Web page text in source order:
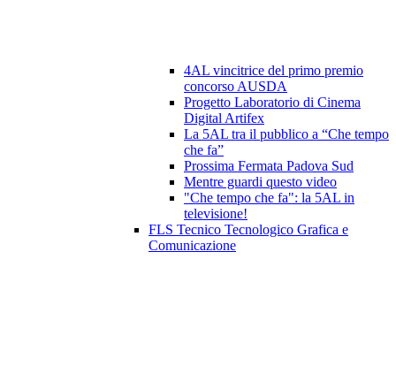
4AL vincitrice del primo premio
concorso AUSDA
Progetto Laboratorio di Cinema
Digital Artifex
La 5AL tra il pubblico a “Che tempo
che fa”
Prossima Fermata Padova Sud
Mentre guardi questo video
"Che tempo che fa": la 5AL in
televisione!
FLS Tecnico Tecnologico Grafica e
Comunicazione